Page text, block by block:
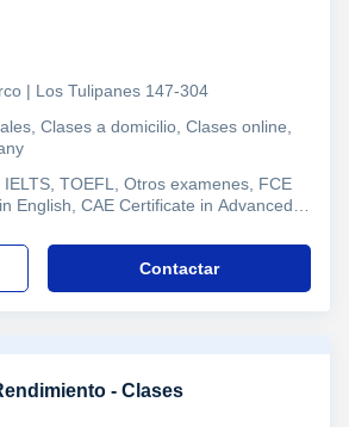
| Los Tulipanes 147-304
Clases a domicilio, Clases online,
TOEFL, Otros examenes, FCE
English, CAE Certificate in Advanced
y Secundaria, Secundaria,
Formativos
Contactar
- Clases